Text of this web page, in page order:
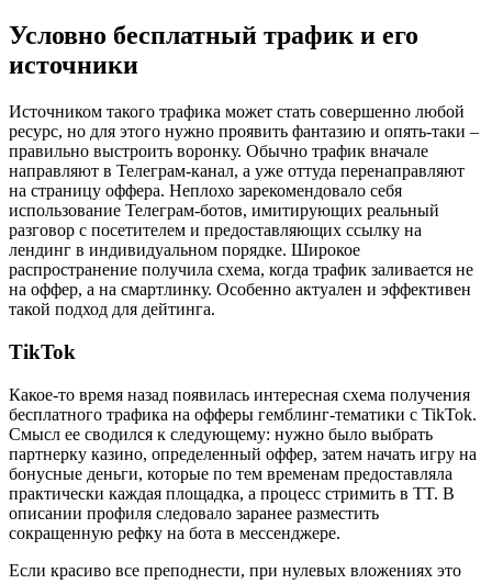
Условно бесплатный трафик и его
источники
Источником такого трафика может стать совершенно любой
ресурс, но для этого нужно проявить фантазию и опять-таки –
правильно выстроить воронку. Обычно трафик вначале
направляют в Телеграм-канал, а уже оттуда перенаправляют
на страницу оффера. Неплохо зарекомендовало себя
использование Телеграм-ботов, имитирующих реальный
разговор с посетителем и предоставляющих ссылку на
лендинг в индивидуальном порядке. Широкое
распространение получила схема, когда трафик заливается не
на оффер, а на смартлинку. Особенно актуален и эффективен
такой подход для дейтинга.
TikTok
Какое-то время назад появилась интересная схема получения
бесплатного трафика на офферы гемблинг-тематики с TikTok.
Смысл ее сводился к следующему: нужно было выбрать
партнерку казино, определенный оффер, затем начать игру на
бонусные деньги, которые по тем временам предоставляла
практически каждая площадка, а процесс стримить в TT. В
описании профиля следовало заранее разместить
сокращенную рефку на бота в мессенджере.
Если красиво все преподнести, при нулевых вложениях это